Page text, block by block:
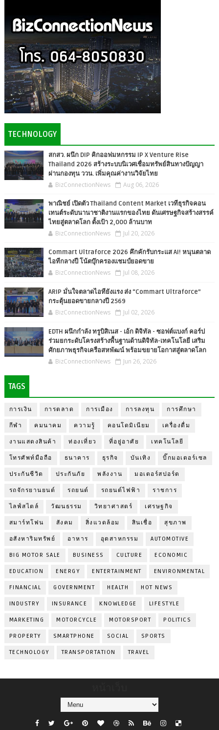
TECHNOLOGY
สกสว. ผนึก DIP คิกออฟมหกรรม IP X Venture Rise
Thailand 2026 สร้างระบบนิเวศเชื่อมทรัพย์สินทางปัญญา
ผ่านกองทุน ววน. เพิ่มคุณค่างานวิจัยไทย
BizConnectionNews Aug 06, 2026
พาณิชย์ เปิดตัว Thailand Content Market เวทีธุรกิจคอน
เทนต์ระดับนานาชาติงานแรกของไทย ดันเศรษฐกิจสร้างสรรค์
ไทยสู่ตลาดโลก ตั้งเป้า 2,000 ล้านบาท
BizConnectionNews Jul 20, 2026
Commart Ultraforce 2026 คึกคักรับกระแส AI! หนุนตลาด
ไอทีกลางปี โน้ตบุ๊กครองแชมป์ยอดขาย
BizConnectionNews Jul 08, 2026
ARIP มั่นใจตลาดไอทียังแรง ส่ง “Commart Ultraforce”
กระตุ้นยอดขายกลางปี 2569
BizConnectionNews Jul 02, 2026
EDTH ผนึกกำลัง ทรูบิสิเนส - เอ้ก ดิจิทัล - ซอฟต์แบงก์ คอร์ป
ร่วมยกระดับโครงสร้างพื้นฐานด้านดิจิทัล-เทคโนโลยี เสริม
ศักยภาพธุรกิจเครือสหพัฒน์ พร้อมขยายโอกาสสู่ตลาดโลก
BizConnectionNews Jun 26, 2026
TAGS
การเงิน การตลาด การเมือง การลงทุน การศึกษา
กีฬา คมนาคม ความรู้ คอนโดมิเนียม เครื่องดื่ม
งานแสดงสินค้า ท่องเที่ยว ที่อยู่อาศัย เทคโนโลยี
โทรศัพท์มือถือ ธนาคาร ธุรกิจ บันเทิง บิ๊กมอเตอร์เซล
ประกันชีวิต ประกันภัย พลังงาน มอเตอร์สปอร์ต
รถจักรยานยนต์ รถยนต์ รถยนต์ไฟฟ้า ราชการ
ไลฟ์สไตล์ วัฒนธรรม วิทยาศาสตร์ เศรษฐกิจ
สมาร์ทโฟน สังคม สิ่งแวดล้อม สินเชื่อ สุขภาพ
อสังหาริมทรัพย์ อาหาร อุตสาหกรรม AUTOMOTIVE
BIG MOTOR SALE BUSINESS CULTURE ECONOMIC
EDUCATION ENERGY ENTERTAINMENT ENVIRONMENTAL
FINANCIAL GOVERNMENT HEALTH HOT NEWS
INDUSTRY INSURANCE KNOWLEDGE LIFESTYLE
MARKETING MOTORCYCLE MOTORSPORT POLITICS
PROPERTY SMARTPHONE SOCIAL SPORTS
TECHNOLOGY TRANSPORTATION TRAVEL